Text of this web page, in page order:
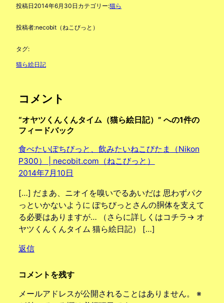
投稿日 2014年6月30日 カテゴリー:猫ら
投稿者:necobit（ねこびっと）
タグ:
猫ら絵日記
コメント
“オヤツくんくんタイム（猫ら絵日記）” への1件の
フィードバック
食べたいぽちびっと、飲みたいねこびたま（Nikon
P300） | necobit.com（ねこびっと）
2014年7月10日
[…] だまあ、ニオイを嗅いでるあいだは 思わずパク
っといかないように ぽちびっとさんの胴体を支えて
る必要はありますが… （さらに詳しくはコチラ→ オ
ヤツくんくんタイム 猫ら絵日記） […]
返信
コメントを残す
メールアドレスが公開されることはありません。
※